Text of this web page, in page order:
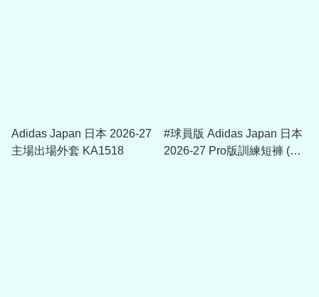
Adidas Japan 日本 2026-27
主場出場外套 KA1518
#球員版 Adidas Japan 日本
2026-27 Pro版訓練短褲 (包